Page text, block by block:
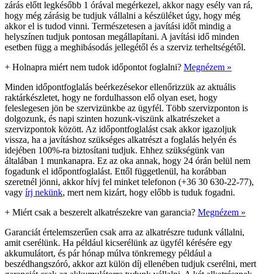
zárás előtt legkésőbb 1 órával megérkezel, akkor nagy esély van rá,
hogy még zárásig be tudjuk vállalni a készüléket úgy, hogy még
akkor el is tudod vinni. Természetesen a javítási időt mindig a
helyszínen tudjuk pontosan megállapítani. A javítási idő minden
esetben függ a meghibásodás jellegétől és a szerviz terheltségétől.
+ Holnapra miért nem tudok időpontot foglalni? Megnézem »
Minden időpontfoglalás beérkezésekor ellenőrizzük az aktuális
raktárkészletet, hogy ne fordulhasson elő olyan eset, hogy
feleslegesen jön be szervizünkbe az ügyfél. Több szervizponton is
dolgozunk, és napi szinten hozunk-viszünk alkatrészeket a
szervizpontok között. Az időpontfoglalást csak akkor igazoljuk
vissza, ha a javításhoz szükséges alkatrészt a foglalás helyén és
idejében 100%-ra biztosítani tudjuk. Ehhez szükségünk van
általában 1 munkanapra. Ez az oka annak, hogy 24 órán belül nem
fogadunk el időpontfoglalást. Ettől függetlenül, ha korábban
szeretnél jönni, akkor hívj fel minket telefonon (+36 30 630-22-77),
vagy írj nekünk, mert nem kizárt, hogy előbb is tuduk fogadni.
+ Miért csak a beszerelt alkatrészekre van garancia? Megnézem »
Garanciát értelemszerűen csak arra az alkatrészre tudunk vállalni,
amit cserélünk. Ha például kicserélünk az ügyfél kérésére egy
akkumulátort, és pár hónap múlva tönkremegy például a
beszédhangszóró, akkor azt külön díj ellenében tudjuk cserélni, mert